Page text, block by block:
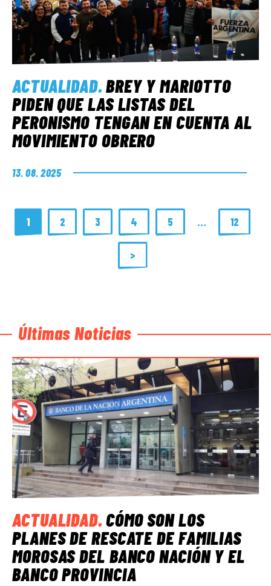
ACTUALIDAD.BREY Y MARIOTTO
PIDEN QUE LAS LISTAS DEL
PERONISMO TENGAN EN CUENTA AL
MOVIMIENTO OBRERO
13. 08. 2025
1 2 3 4 5 … 12
>
Últimas Noticias
ACTUALIDAD.CÓMO SON LOS
PLANES DE RESCATE DE FAMILIAS
MOROSAS DEL BANCO NACIÓN Y EL
BANCO PROVINCIA